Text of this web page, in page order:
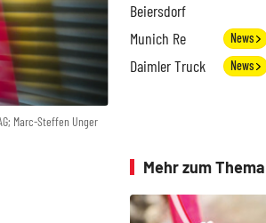
Marc-Steffen Unger
Beiersdorf
Munich Re News
Daimler Truck News
Mehr zum Thema